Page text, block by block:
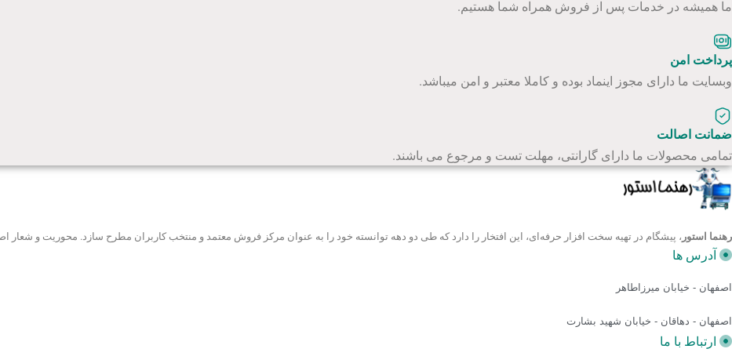
ما همیشه در خدمات پس از فروش همراه شما هستیم.
پرداخت امن
وبسایت ما دارای مجوز اینماد بوده و کاملا معتبر و امن میباشد.
ضمانت اصالت
تمامی محصولات ما دارای گارانتی، مهلت تست و مرجوع می باشند.
رهنما استور ، پیشگام در تهیه سخت افزار حرفه‌ای، این افتخار را دارد که طی دو دهه توانسته خود را به عنوان مرکز فروش معتمد و منتخب کاربران مطرح سازد. محوریت و
آدرس ها
اصفهان - خیابان میرزاطاهر
اصفهان - دهاقان - خیابان شهید بشارت
ارتباط با ما